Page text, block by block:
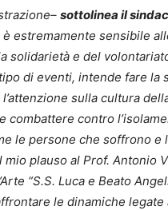
sottolinea il
è estremamente sensibile
solidarietà e del
di eventi, intende fare la
sulla cultura
combattere contro
le persone che soffrono e
mio plauso al Prof. Antonio
“S.S. Luca e Beato
le dinamiche legate